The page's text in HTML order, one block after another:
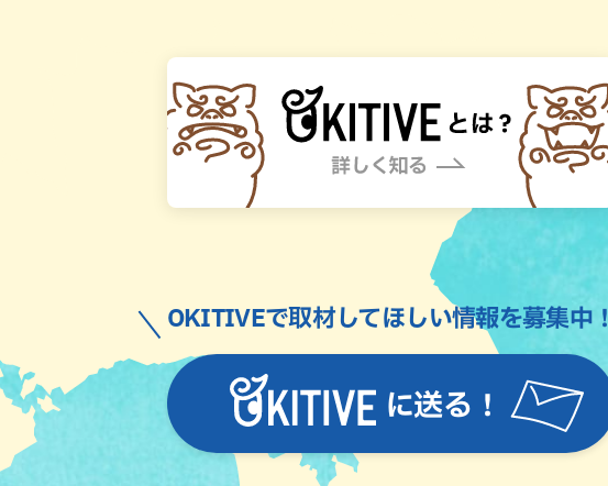
に送る！
OKITIVEで取材してほしい情報を募集中！